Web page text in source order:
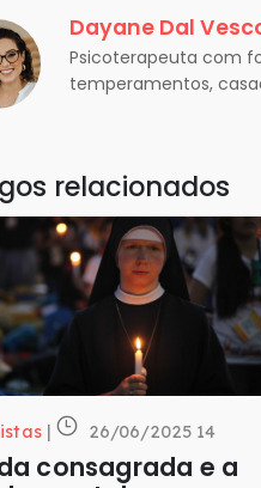
Dayane Dal
Psicoterapeuta com
temperamentos,
relacionados
| 26/06/2025 14
consagrada e a